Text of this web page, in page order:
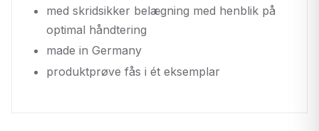
med skridsikker belægning med henblik på
optimal håndtering
made in Germany
produktprøve fås i ét eksemplar